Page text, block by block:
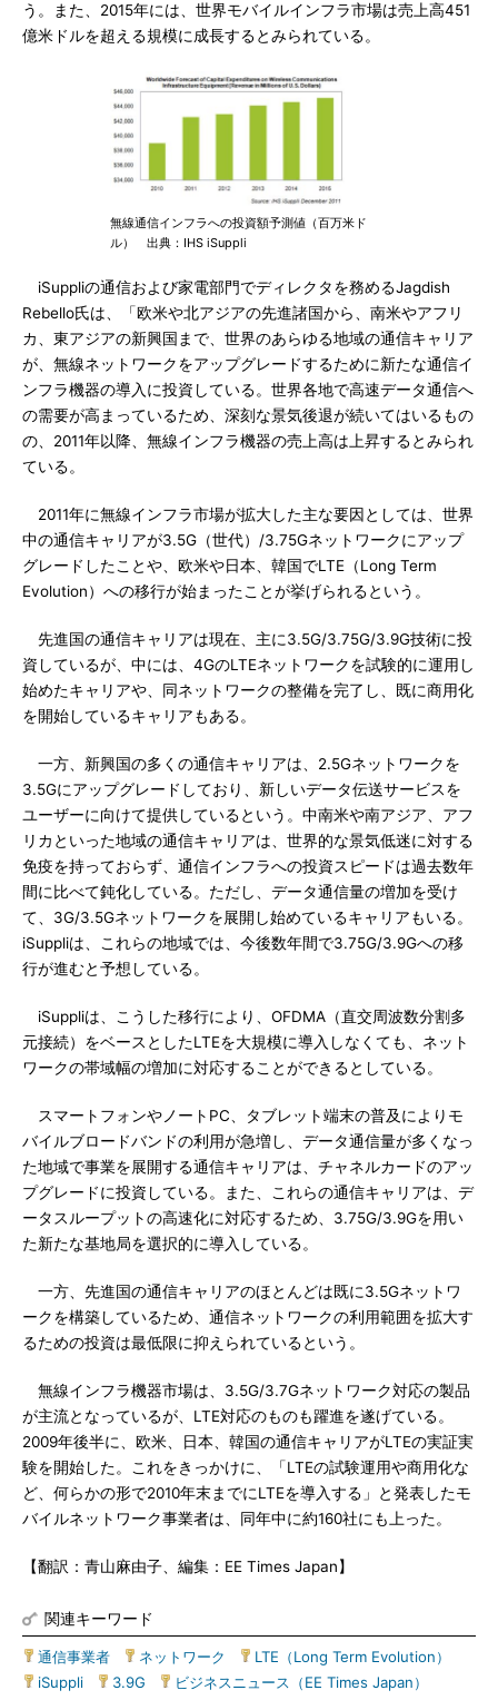
う。また、2015年には、世界モバイルインフラ市場は売上高451
億米ドルを超える規模に成長するとみられている。
無線通信インフラへの投資額予測値（百万米ド
ル） 出典：IHS iSuppli
iSuppliの通信および家電部門でディレクタを務めるJagdish
Rebello氏は、「欧米や北アジアの先進諸国から、南米やアフリ
カ、東アジアの新興国まで、世界のあらゆる地域の通信キャリア
が、無線ネットワークをアップグレードするために新たな通信イ
ンフラ機器の導入に投資している。世界各地で高速データ通信へ
の需要が高まっているため、深刻な景気後退が続いてはいるもの
の、2011年以降、無線インフラ機器の売上高は上昇するとみられ
ている。
2011年に無線インフラ市場が拡大した主な要因としては、世界
中の通信キャリアが3.5G（世代）/3.75Gネットワークにアップ
グレードしたことや、欧米や日本、韓国でLTE（Long Term
Evolution）への移行が始まったことが挙げられるという。
先進国の通信キャリアは現在、主に3.5G/3.75G/3.9G技術に投
資しているが、中には、4GのLTEネットワークを試験的に運用し
始めたキャリアや、同ネットワークの整備を完了し、既に商用化
を開始しているキャリアもある。
一方、新興国の多くの通信キャリアは、2.5Gネットワークを
3.5Gにアップグレードしており、新しいデータ伝送サービスを
ユーザーに向けて提供しているという。中南米や南アジア、アフ
リカといった地域の通信キャリアは、世界的な景気低迷に対する
免疫を持っておらず、通信インフラへの投資スピードは過去数年
間に比べて鈍化している。ただし、データ通信量の増加を受け
て、3G/3.5Gネットワークを展開し始めているキャリアもいる。
iSuppliは、これらの地域では、今後数年間で3.75G/3.9Gへの移
行が進むと予想している。
iSuppliは、こうした移行により、OFDMA（直交周波数分割多
元接続）をベースとしたLTEを大規模に導入しなくても、ネット
ワークの帯域幅の増加に対応することができるとしている。
スマートフォンやノートPC、タブレット端末の普及によりモ
バイルブロードバンドの利用が急増し、データ通信量が多くなっ
た地域で事業を展開する通信キャリアは、チャネルカードのアッ
プグレードに投資している。また、これらの通信キャリアは、デ
ータスループットの高速化に対応するため、3.75G/3.9Gを用い
た新たな基地局を選択的に導入している。
一方、先進国の通信キャリアのほとんどは既に3.5Gネットワ
ークを構築しているため、通信ネットワークの利用範囲を拡大す
るための投資は最低限に抑えられているという。
無線インフラ機器市場は、3.5G/3.7Gネットワーク対応の製品
が主流となっているが、LTE対応のものも躍進を遂げている。
2009年後半に、欧米、日本、韓国の通信キャリアがLTEの実証実
験を開始した。これをきっかけに、「LTEの試験運用や商用化な
ど、何らかの形で2010年末までにLTEを導入する」と発表したモ
バイルネットワーク事業者は、同年中に約160社にも上った。
【翻訳：青山麻由子、編集：EE Times Japan】
関連キーワード
通信事業者 ネットワーク LTE（Long Term Evolution）
iSuppli
3.9G ビジネスニュース（EE Times Japan）